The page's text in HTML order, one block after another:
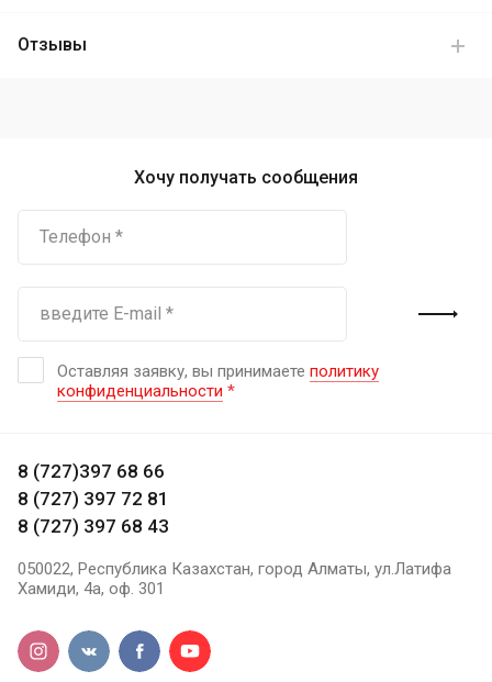
Отзывы
Хочу получать сообщения
Оставляя заявку, вы принимаете политику
конфиденциальности *
8 (727)397 68 66
8 (727) 397 72 81
8 (727) 397 68 43
050022, Республика Казахстан, город Алматы, ул.Латифа
Хамиди, 4а, оф. 301